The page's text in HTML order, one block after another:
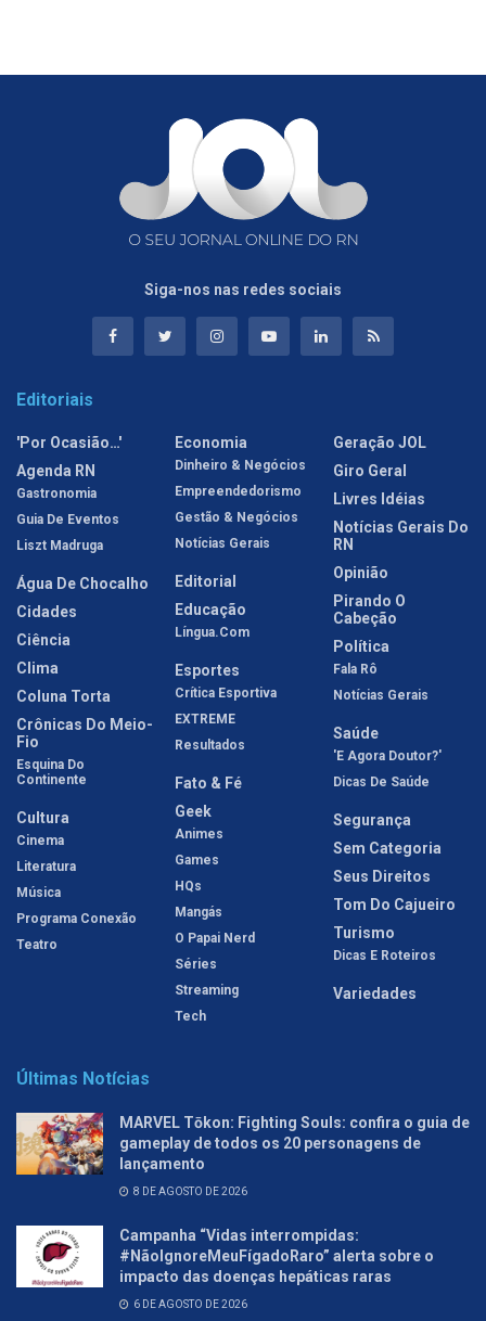
Siga-nos nas redes sociais
Editoriais
'Por Ocasião…'
Agenda RN
Gastronomia
Guia De Eventos
Liszt Madruga
Água De Chocalho
Cidades
Ciência
Clima
Coluna Torta
Crônicas Do Meio-
Fio
Esquina Do
Continente
Cultura
Cinema
Literatura
Música
Programa Conexão
Teatro
Economia
Dinheiro & Negócios
Empreendedorismo
Gestão & Negócios
Notícias Gerais
Editorial
Educação
Língua.com
Esportes
Crítica Esportiva
EXTREME
Resultados
Fato & Fé
Geek
Animes
Games
HQs
Mangás
O Papai Nerd
Séries
Streaming
Tech
Geração JOL
Giro Geral
Livres Idéias
Notícias Gerais Do
RN
Opinião
Pirando O
Cabeção
Política
Fala Rô
Notícias Gerais
Saúde
'E Agora Doutor?'
Dicas De Saúde
Segurança
Sem Categoria
Seus Direitos
Tom Do Cajueiro
Turismo
Dicas E Roteiros
Variedades
Últimas Notícias
MARVEL Tōkon: Fighting Souls: confira o guia de
gameplay de todos os 20 personagens de
lançamento
8 DE AGOSTO DE 2026
Campanha “Vidas interrompidas:
#NãoIgnoreMeuFígadoRaro” alerta sobre o
impacto das doenças hepáticas raras
6 DE AGOSTO DE 2026